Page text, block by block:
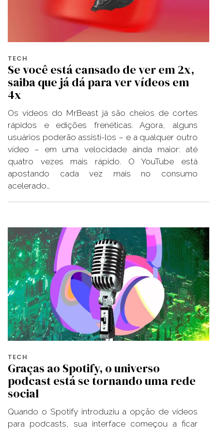
TECH
Se você está cansado de ver em 2x,
saiba que já dá para ver vídeos em
4x
Os vídeos do MrBeast já são cheios de cortes
rápidos e edições frenéticas. Agora, alguns
usuários poderão assisti-los – e a qualquer outro
vídeo – em uma velocidade ainda maior: até
quatro vezes mais rápido. O YouTube está
apostando cada vez mais no consumo
acelerado…
TECH
Graças ao Spotify, o universo
podcast está se tornando uma rede
social
Quando o Spotify introduziu a opção de vídeos
para podcasts, sua interface começou a ficar